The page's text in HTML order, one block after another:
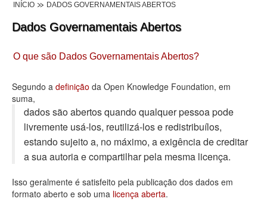
Lei de Acesso à Informação
Dados Governamentais Abertos
Planejamento
Catálogo de dados
Processo Legislativo
Deputados Estaduais
Administração
Legislação
INÍCIO DADOS GOVERNAMENTAIS ABERTOS
Dados Governamentais Abertos
O que são Dados Governamentais Abertos?
Segundo a definição da Open Knowledge Foundation, em
suma,
dados são abertos quando qualquer pessoa pode
livremente usá-los, reutilizá-los e redistribuí­los,
estando sujeito a, no máximo, a exigência de creditar
a sua autoria e compartilhar pela mesma licença.
Isso geralmente é satisfeito pela publicação dos dados em
formato aberto e sob uma licença aberta.